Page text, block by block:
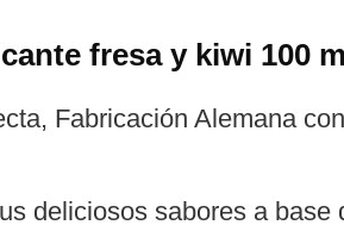
fresa y kiwi 100 ml
Fabricación Alemana
deliciosos sabores a base